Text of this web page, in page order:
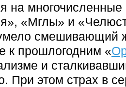
на многочисленные
«Мглы» и
смешивающий
к прошлогодним «
и
При этом страх в